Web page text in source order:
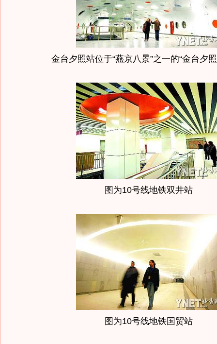
金台夕照站位于“燕京八景”之一的“金台夕
图为10号线地铁双井站
图为10号线地铁国贸站